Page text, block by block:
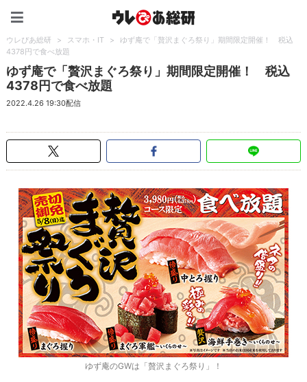
ウレぴあ総研 > スマホ・IT >
ゆず庵で「贅沢まぐろ祭り」期間限定開催！ 税込
4378円で食べ放題
ゆず庵で「贅沢まぐろ祭り」期間限定開催！ 税込
4378円で食べ放題
2022.4.26 19:30配信
ゆず庵のGWは「贅沢まぐろ祭り」！